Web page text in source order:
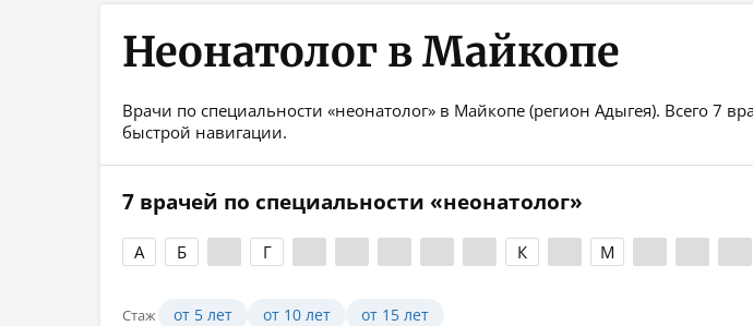
Неонатолог в Майкопе
Врачи по специальности «неонатолог» в Майкопе (регион Адыгея). Всего 7
быстрой навигации.
7 врачей по специальности «неонатолог»
А Б Г К М
Стаж от 5 лет от 10 лет от 15 лет